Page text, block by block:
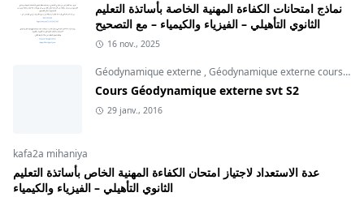
نماذج امتحانات الكفاءة المهنية الخاصة بأساتذة التعليم
الثانوي التأهيلي – الفيزياء والكيمياء – مع التصحيح
16 nov., 2025
Géodynamique externe ,Géodynamique externe cours ,
Cours Géodynamique externe svt S2
29 janv., 2016
kafa2a mihaniya
عدة الاستعداد لاجتياز امتحان الكفاءة المهنية الخاص بأساتذة التعليم
الثانوي التأهيلي – الفيزياء والكيمياء